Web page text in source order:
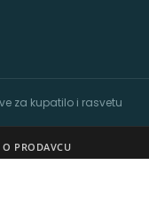
za kupatilo i rasvetu
O PRODAVCU